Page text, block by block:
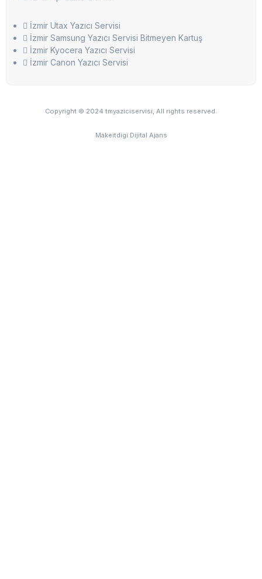
İzmir Utax Yazıcı Servisi
İzmir Samsung Yazıcı Servisi Bitmeyen Kartuş
İzmir Kyocera Yazıcı Servisi
İzmir Canon Yazıcı Servisi
Copyright © 2024 tmyaziciservisi, All rights reserved.
Makeitdigi Dijital Ajans